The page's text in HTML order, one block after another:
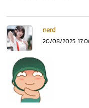
nerd
20/08/2025